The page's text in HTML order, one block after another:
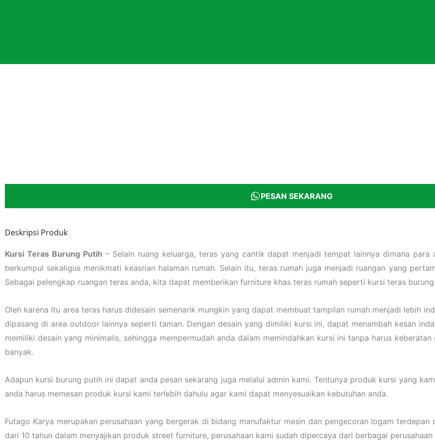
PESAN SEKARANG
Deskripsi Produk
Kursi Teras Burung Putih – Selain ruang keluarga, teras yang cantik dapat menjadi tempat lainnya dimana
berkumpul sekaligus menikmati keasrian halaman rumah. Selain itu, teras rumah juga menjadi ruangan yang
Sebagai pelengkap ruangan teras anda, kita dapat memberikan furniture khas teras rumah seperti kursi teras
Oleh karena itu area teras harus didesain semenarik mungkin yang dapat membuat tampilan rumah menjadi lebih
dipasang di area outdoor lainnya seperti taman. Dengan desain yang dimiliki kursi ini, dapat menambah kesan
memiliki desain yang minimalis, sehingga mempermudah anda dalam memindahkan kursi ini tanpa harus
banyak.
Adapun kursi burung putih ini dapat anda pesan sekarang juga melalui admin kami. Tentunya produk kursi yang
anda harus memesan produk kursi kami terlebih dahulu agar kami dapat menyesuaikan kebutuhan anda.
Futago Karya merupakan perusahaan yang bergerak di bidang manufaktur mesin dan pengecoran logam terdepan
dari 10 tahun dalam menyajikan produk street furniture, perusahaan kami sudah dipercaya dari berbagai